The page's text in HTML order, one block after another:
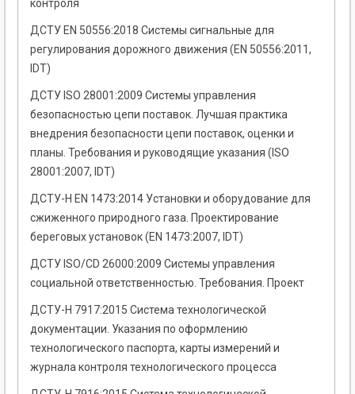
контроля
ДСТУ EN 50556:2018 Системы сигнальные для
регулирования дорожного движения (EN 50556:2011,
IDT)
ДСТУ ISO 28001:2009 Системы управления
безопасностью цепи поставок. Лучшая практика
внедрения безопасности цепи поставок, оценки и
планы. Требования и руководящие указания (ISO
28001:2007, IDT)
ДСТУ-Н EN 1473:2014 Установки и оборудование для
сжиженного природного газа. Проектирование
береговых установок (EN 1473:2007, IDT)
ДСТУ ISO/CD 26000:2009 Системы управления
социальной ответственностью. Требования. Проект
ДСТУ-Н 7917:2015 Система технологической
документации. Указания по оформлению
технологического паспорта, карты измерений и
журнала контроля технологического процесса